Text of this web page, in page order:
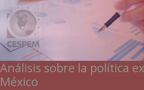
Análisis sobre la política
México